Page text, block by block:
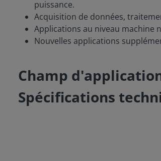
puissance.
Acquisition de données,
Applications au niveau machine
Nouvelles applications
Champ d'application
Spécifications